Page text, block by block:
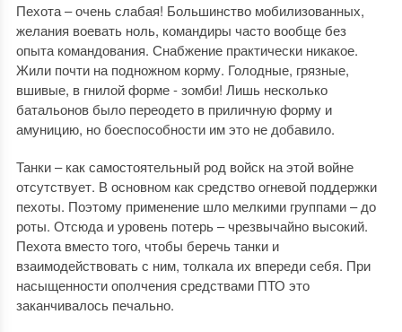
Пехота – очень слабая! Большинство мобилизованных,
желания воевать ноль, командиры часто вообще без
опыта командования. Снабжение практически никакое.
Жили почти на подножном корму. Голодные, грязные,
вшивые, в гнилой форме - зомби! Лишь несколько
батальонов было переодето в приличную форму и
амуницию, но боеспособности им это не добавило.
Танки – как самостоятельный род войск на этой войне
отсутствует. В основном как средство огневой поддержки
пехоты. Поэтому применение шло мелкими группами – до
роты. Отсюда и уровень потерь – чрезвычайно высокий.
Пехота вместо того, чтобы беречь танки и
взаимодействовать с ним, толкала их впереди себя. При
насыщенности ополчения средствами ПТО это
заканчивалось печально.